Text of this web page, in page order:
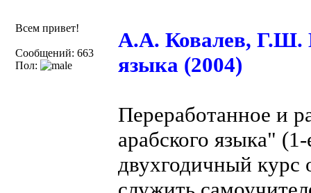
Всем привет!
Сообщений: 663
Пол:
А.А. Ковалев, Г.Ш.
языка (2004)
Переработанное и
арабского языка"
двухгодичный курс